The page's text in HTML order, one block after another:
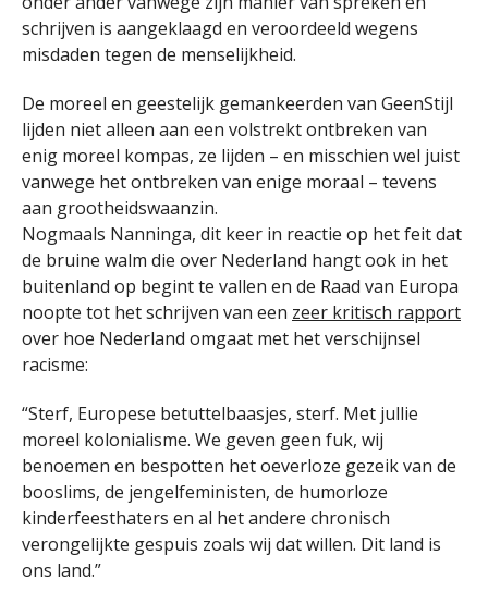
schrijven is aangeklaagd en veroordeeld wegens
misdaden tegen de menselijkheid.
De moreel en geestelijk gemankeerden van GeenStijl
lijden niet alleen aan een volstrekt ontbreken van
enig moreel kompas, ze lijden – en misschien wel juist
vanwege het ontbreken van enige moraal – tevens
aan grootheidswaanzin.
Nogmaals Nanninga, dit keer in reactie op het feit dat
de bruine walm die over Nederland hangt ook in het
buitenland op begint te vallen en de Raad van Europa
noopte tot het schrijven van een zeer kritisch rapport
over hoe Nederland omgaat met het verschijnsel
racisme:
“Sterf, Europese betuttelbaasjes, sterf. Met jullie
moreel kolonialisme. We geven geen fuk, wij
benoemen en bespotten het oeverloze gezeik van de
booslims, de jengelfeministen, de humorloze
kinderfeesthaters en al het andere chronisch
verongelijkte gespuis zoals wij dat willen. Dit land is
ons land.”